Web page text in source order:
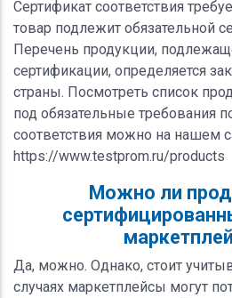
Сертификат соответствия
товар подлежит обязательной
Перечень продукции,
сертификации, определяется
страны. Посмотреть список
под обязательные требования
соответствия можно на нашем
https://www.testprom.ru/products
Можно ли
Да, можно. Однако, стоит
случаях маркетплейсы могут